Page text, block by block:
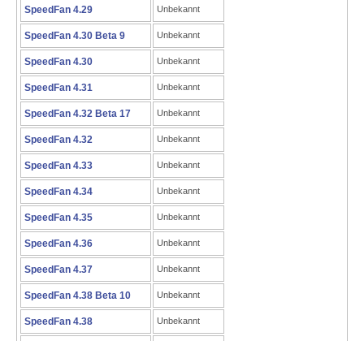
SpeedFan 4.29 Unbekannt
SpeedFan 4.30 Beta 9 Unbekannt
SpeedFan 4.30 Unbekannt
SpeedFan 4.31 Unbekannt
SpeedFan 4.32 Beta 17 Unbekannt
SpeedFan 4.32 Unbekannt
SpeedFan 4.33 Unbekannt
SpeedFan 4.34 Unbekannt
SpeedFan 4.35 Unbekannt
SpeedFan 4.36 Unbekannt
SpeedFan 4.37 Unbekannt
SpeedFan 4.38 Beta 10 Unbekannt
SpeedFan 4.38 Unbekannt